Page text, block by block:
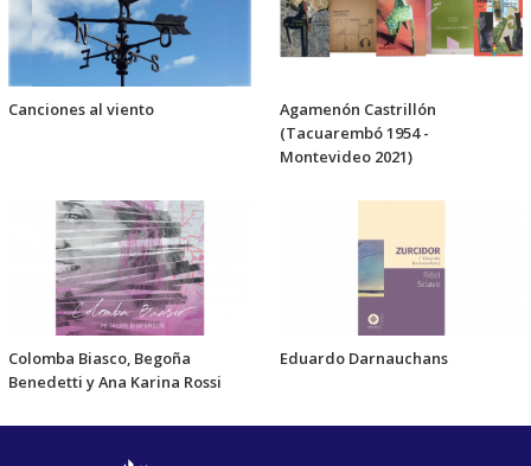
Canciones al viento
Agamenón Castrillón
(Tacuarembó 1954 -
Montevideo 2021)
Colomba Biasco, Begoña
Benedetti y Ana Karina Rossi
Eduardo Darnauchans